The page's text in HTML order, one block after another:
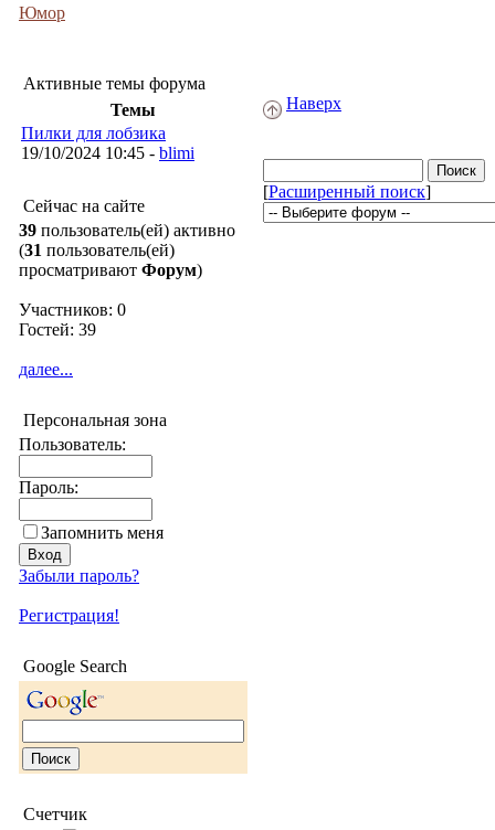
Юмор
Активные темы форума
Темы
Пилки для лобзика
19/10/2024 10:45 - blimi
Сейчас на сайте
39 пользователь(ей) активно
(31 пользователь(ей)
просматривают Форум)
Участников: 0
Гостей: 39
далее...
Персональная зона
Пользователь:
Пароль:
Запомнить меня
Забыли пароль?
Регистрация!
Google Search
Счетчик
Наверх
[Расширенный поиск]